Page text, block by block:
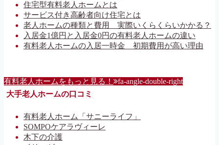
住宅型有料老人ホームとは
サービス付き高齢者向け住宅とは
老人ホームの種類と費用 実際いくらくらいかかる？
入居金1億円と入居金0円の有料老人ホームの違い
有料老人ホームの入居一時金 初期費用が高い理由
有料老人ホームをもっと見る！ fa-angle-double-right
大手老人ホームの口コミ
有料老人ホーム「サニーライフ」
SOMPOケアラヴィーレ
木下の介護